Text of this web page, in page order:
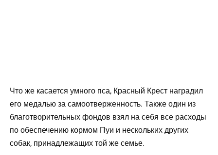
Что же касается умного пса, Красный Крест наградил
его медалью за самоотверженность. Также один из
благотворительных фондов взял на себя все расходы
по обеспечению кормом Пуи и нескольких других
собак, принадлежащих той же семье.